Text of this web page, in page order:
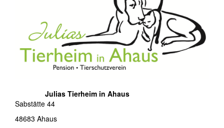
Julias Tierheim in Ahaus
Sabstätte 44
48683 Ahaus